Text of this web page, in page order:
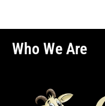
Who We Are